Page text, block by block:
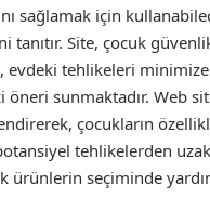
sağlamak için
tanıtır. Site, çocuk
evdeki tehlikeleri
sunmaktadır. Web
çocukların
tehlikelerden
ürünlerin seçiminde